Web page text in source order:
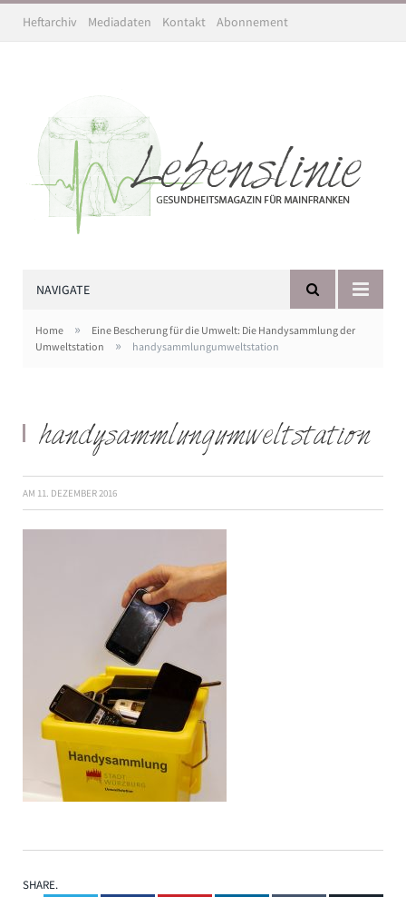
Heftarchiv Mediadaten Kontakt Abonnement
NAVIGATE
Home »
Eine Bescherung für die Umwelt: Die Handysammlung der
Umweltstation
» handysammlungumweltstation
handysammlungumweltstation
AM 11. DEZEMBER 2016
SHARE.